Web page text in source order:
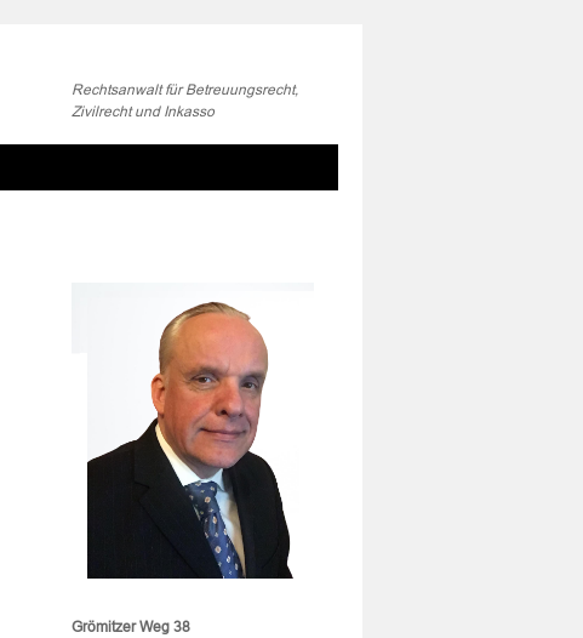
Rechtsanwalt für Betreuungsrecht,
Zivilrecht und Inkasso
Grömitzer Weg 38